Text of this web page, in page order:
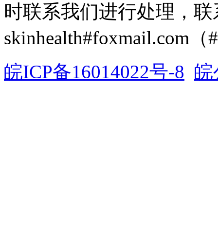
时联系我们进行处理，
skinhealth#foxmail.com（
皖ICP备16014022号-8 皖